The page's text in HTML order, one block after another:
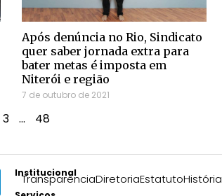
Após denúncia no Rio, Sindicato
quer saber jornada extra para
bater metas é imposta em
Niterói e região
7 de outubro de 2021
3 … 48
Institucional
TransparênciaDiretoriaEstatutoHistória